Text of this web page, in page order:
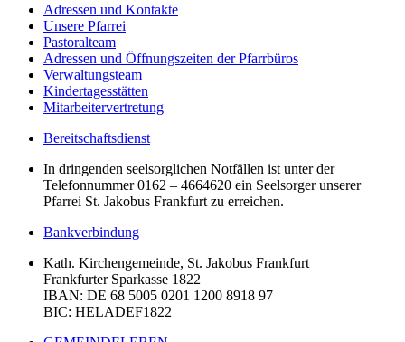
Adressen und Kontakte
Unsere Pfarrei
Pastoralteam
Adressen und Öffnungszeiten der Pfarrbüros
Verwaltungsteam
Kindertagesstätten
Mitarbeitervertretung
Bereitschaftsdienst
In dringenden seelsorglichen Notfällen ist unter der
Telefonnummer 0162 – 4664620 ein Seelsorger unserer
Pfarrei St. Jakobus Frankfurt zu erreichen.
Bankverbindung
Kath. Kirchengemeinde, St. Jakobus Frankfurt
Frankfurter Sparkasse 1822
IBAN: DE 68 5005 0201 1200 8918 97
BIC: HELADEF1822